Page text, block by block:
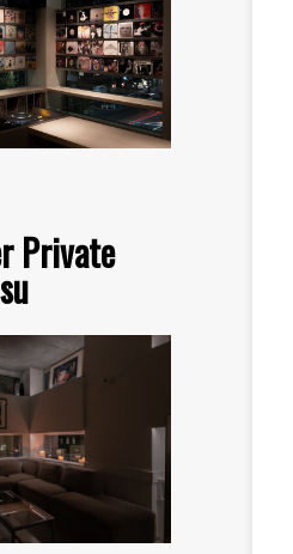
Private